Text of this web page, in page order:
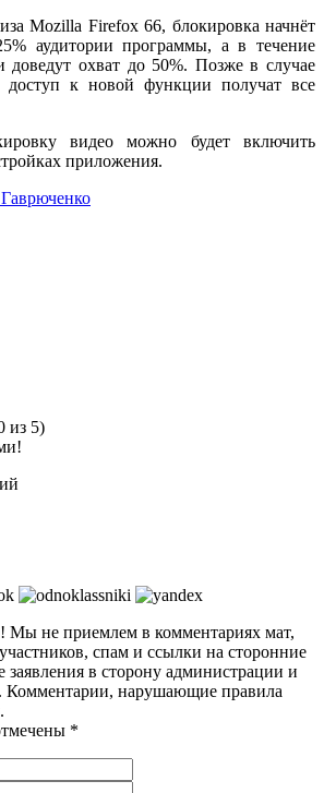
Mozilla Firefox 66, блокировка начнёт
аудитории программы, а в течение
доведут охват до 50%. Позже в случае
доступ к новой функции получат все
видео можно будет включить
приложения.
из 5)
Мы не приемлем в комментариях мат,
спам и ссылки на сторонние
в сторону администрации и
Комментарии, нарушающие правила
*